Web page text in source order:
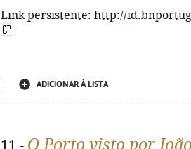
Link persistente: http://
ADICIONAR À LISTA
O Porto visto por